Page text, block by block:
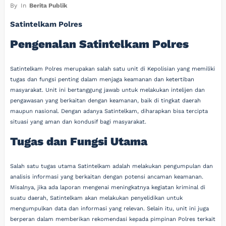
By In Berita Publik
Satintelkam Polres
Pengenalan Satintelkam Polres
Satintelkam Polres merupakan salah satu unit di Kepolisian yang memiliki
tugas dan fungsi penting dalam menjaga keamanan dan ketertiban
masyarakat. Unit ini bertanggung jawab untuk melakukan intelijen dan
pengawasan yang berkaitan dengan keamanan, baik di tingkat daerah
maupun nasional. Dengan adanya Satintelkam, diharapkan bisa tercipta
situasi yang aman dan kondusif bagi masyarakat.
Tugas dan Fungsi Utama
Salah satu tugas utama Satintelkam adalah melakukan pengumpulan dan
analisis informasi yang berkaitan dengan potensi ancaman keamanan.
Misalnya, jika ada laporan mengenai meningkatnya kegiatan kriminal di
suatu daerah, Satintelkam akan melakukan penyelidikan untuk
mengumpulkan data dan informasi yang relevan. Selain itu, unit ini juga
berperan dalam memberikan rekomendasi kepada pimpinan Polres terkait